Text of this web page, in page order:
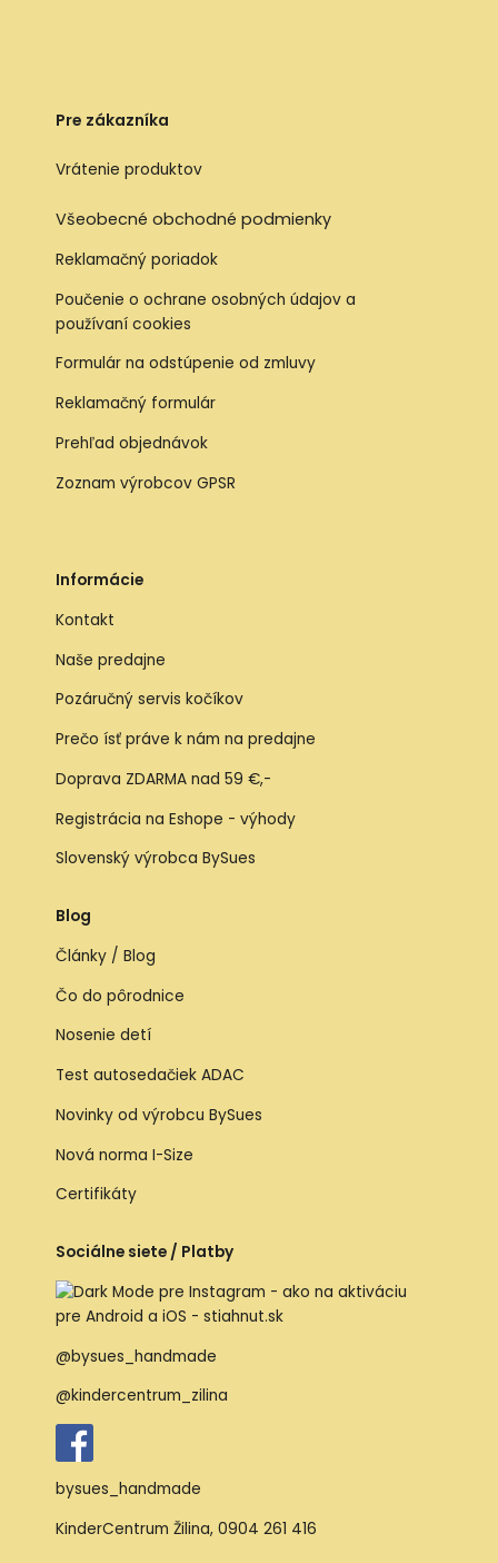
Pre zákazníka
Vrátenie produktov
Všeobecné obchodné podmienky
Reklamačný poriadok
Poučenie o ochrane osobných údajov a
používaní cookies
Formulár na odstúpenie od zmluvy
Reklamačný formulár
Prehľad objednávok
Zoznam výrobcov GPSR
Informácie
Kontakt
Naše predajne
Pozáručný servis kočíkov
Prečo ísť práve k nám na predajne
Doprava ZDARMA nad 59 €,-
Registrácia na Eshope - výhody
Slovenský výrobca BySues
Blog
Články / Blog
Čo do pôrodnice
Nosenie detí
Test autosedačiek ADAC
Novinky od výrobcu BySues
Nová norma I-Size
Certifikáty
Sociálne siete / Platby
@bysues_handmade
@kindercentrum_zilina
bysues_handmade
KinderCentrum Žilina, 0904 261 416